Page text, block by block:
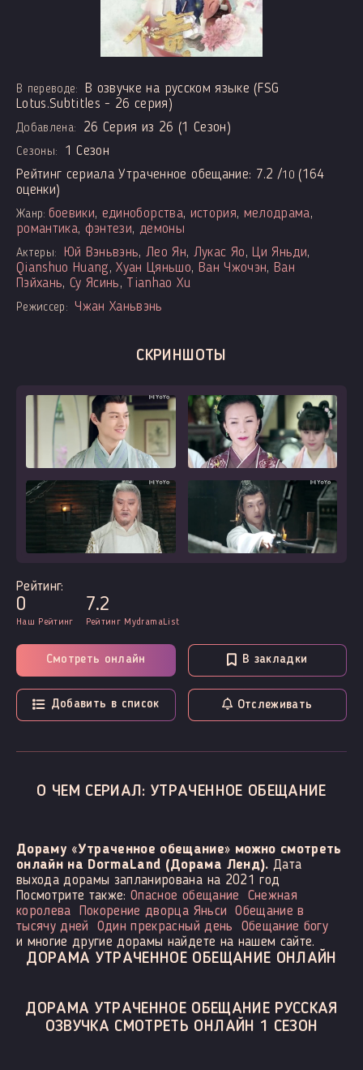
В переводе:
В озвучке на русском языке (FSG
Lotus.Subtitles - 26 серия)
Добавлена: 26 Серия из 26 (1 Сезон)
Сезоны:
1 Сезон
Рейтинг сериала Утраченное обещание: 7.2 /10 (164
оценки)
Жанр: боевики, единоборства, история, мелодрама,
романтика, фэнтези, демоны
Актеры: Юй Вэньвэнь,Лео Ян, Лукас Яо, Ци Яньди,
Qianshuo Huang,Хуан Цяньшо, Ван Чжочэн, Ван
Пэйхань,Су Ясинь, Tianhao Xu
Режиссер: Чжан Ханьвэнь
СКРИНШОТЫ
Рейтинг:
0
Наш Рейтинг
7.2
Рейтинг MydramaList
Смотреть онлайн В закладки
Добавить в список Отслеживать
О ЧЕМ СЕРИАЛ: УТРАЧЕННОЕ ОБЕЩАНИЕ
Дораму «Утраченное обещание» можно смотреть
онлайн на DormaLand (Дорама Ленд). Дата
выхода дорамы запланирована на 2021 год
Посмотрите также:Опасное обещание
Снежная
королева
Покорение дворца Яньси
Обещание в
тысячу дней
Один прекрасный день
Обещание богу
и многие другие дорамы найдете на нашем сайте.
ДОРАМА УТРАЧЕННОЕ ОБЕЩАНИЕ ОНЛАЙН
ДОРАМА УТРАЧЕННОЕ ОБЕЩАНИЕ РУССКАЯ
ОЗВУЧКА СМОТРЕТЬ ОНЛАЙН 1 СЕЗОН